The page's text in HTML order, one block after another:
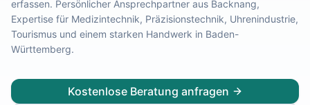
erfassen. Persönlicher Ansprechpartner aus Backnang,
Expertise für Medizintechnik, Präzisionstechnik, Uhrenindustrie,
Tourismus und einem starken Handwerk in Baden-
Württemberg.
Kostenlose Beratung anfragen
Finanzbuchhaltung Backnang
Finanzbuchhaltung Stuttgart
Finanzbuchhaltung Heilbronn
Finanzbuchhaltung Freiburg
Finanzbuchhaltung Mannheim